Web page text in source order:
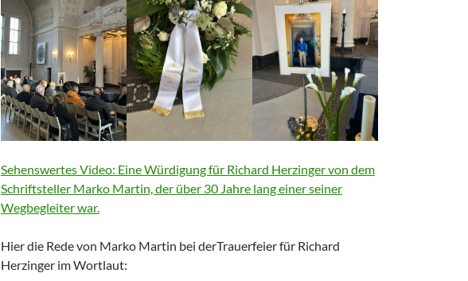
Sehenswertes Video: Eine Würdigung für Richard Herzinger von dem
Schriftsteller Marko Martin, der über 30 Jahre lang einer seiner
Wegbegleiter war.
Hier die Rede von Marko Martin bei derTrauerfeier für Richard
Herzinger im Wortlaut: